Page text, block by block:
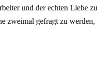
und der echten
zweimal gefragt zu